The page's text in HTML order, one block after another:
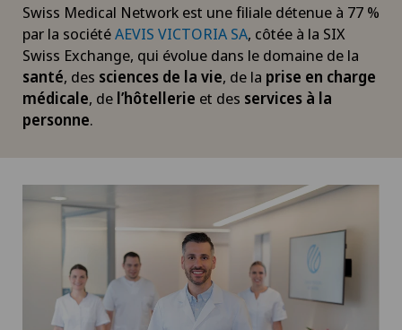
Swiss Medical Network est une filiale détenue à 77 %
par la sociétéAEVIS VICTORIA SA, côtée à la SIX
Swiss Exchange, qui évolue dans le domaine de la
santé, des sciences de la vie, de la prise en charge
médicale, de l’hôtellerie et des services à la
personne.